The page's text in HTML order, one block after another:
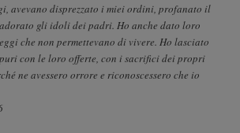
avevano disprezzato i miei ordini, profanato il
gli idoli dei padri. Ho anche dato loro
che non permettevano di vivere. Ho lasciato
con le loro offerte, con i sacrifici dei propri
ne avessero orrore e riconoscessero che io